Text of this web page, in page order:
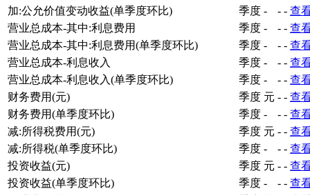
加:公允价值变动收益(单季度环比)
季度 - - - 查
营业总成本-其中:利息费用
季度 - - - 查
营业总成本-其中:利息费用(单季度环比)
季度 - - - 查
营业总成本-利息收入
季度 - - - 查
营业总成本-利息收入(单季度环比)
季度 - - - 查
财务费用(元)
季度 元 - - 查
财务费用(单季度环比)
季度 - - - 查
减:所得税费用(元)
季度 元 - - 查
减:所得税(单季度环比)
季度 - - - 查
投资收益(元)
季度 元 - - 查
投资收益(单季度环比)
季度 - - - 查